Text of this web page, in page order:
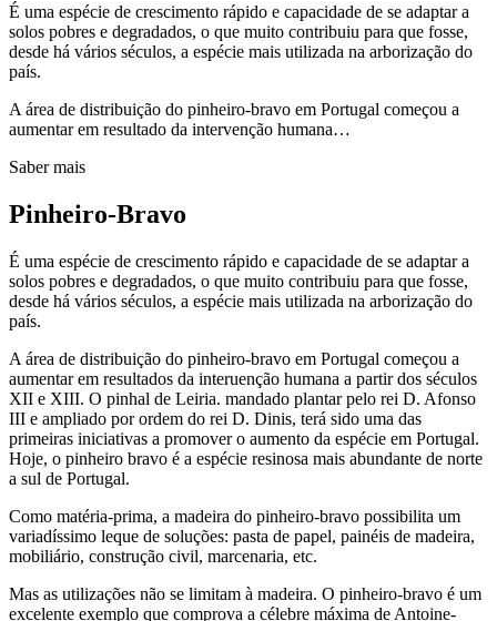
É uma espécie de crescimento rápido e capacidade de se adaptar a
solos pobres e degradados, o que muito contribuiu para que fosse,
desde há vários séculos, a espécie mais utilizada na arborização do
país.
A área de distribuição do pinheiro-bravo em Portugal começou a
aumentar em resultado da intervenção humana…
Saber mais
Pinheiro-Bravo
É uma espécie de crescimento rápido e capacidade de se adaptar a
solos pobres e degradados, o que muito contribuiu para que fosse,
desde há vários séculos, a espécie mais utilizada na arborização do
país.
A área de distribuição do pinheiro-bravo em Portugal começou a
aumentar em resultados da interuenção humana a partir dos séculos
XII e XIII. O pinhal de Leiria. mandado plantar pelo rei D. Afonso
III e ampliado por ordem do rei D. Dinis, terá sido uma das
primeiras iniciativas a promover o aumento da espécie em Portugal.
Hoje, o pinheiro bravo é a espécie resinosa mais abundante de norte
a sul de Portugal.
Como matéria-prima, a madeira do pinheiro-bravo possibilita um
variadíssimo leque de soluções: pasta de papel, painéis de madeira,
mobiliário, construção civil, marcenaria, etc.
Mas as utilizações não se limitam à madeira. O pinheiro-bravo é um
excelente exemplo que comprova a célebre máxima de Antoine-